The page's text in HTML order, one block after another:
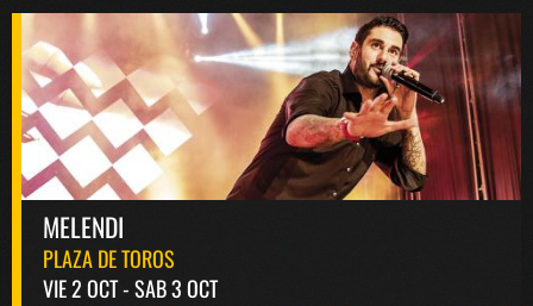
MELENDI
PLAZA DE TOROS
VIE 2 OCT - SAB 3 OCT